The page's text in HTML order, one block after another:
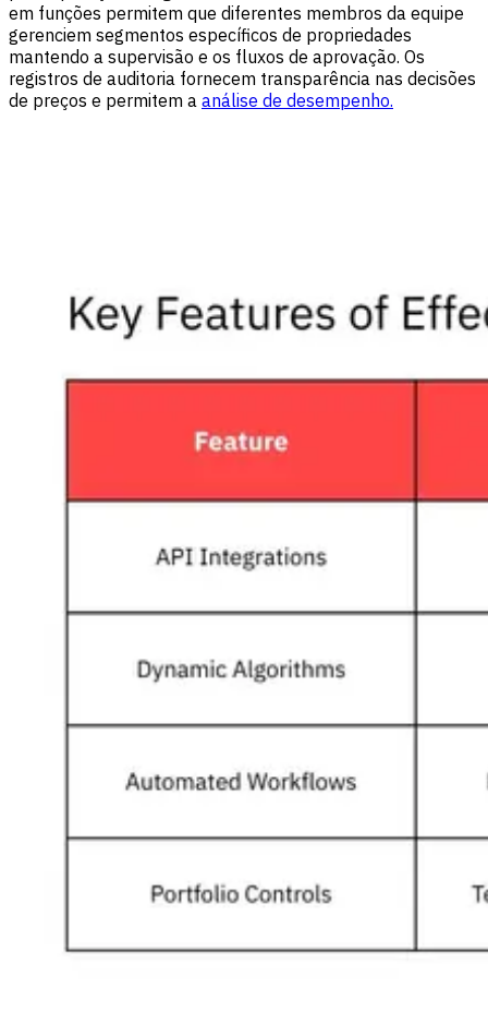
em funções permitem que diferentes membros da equipe
gerenciem segmentos específicos de propriedades
mantendo a supervisão e os fluxos de aprovação. Os
registros de auditoria fornecem transparência nas decisões
de preços e permitem a análise de desempenho.